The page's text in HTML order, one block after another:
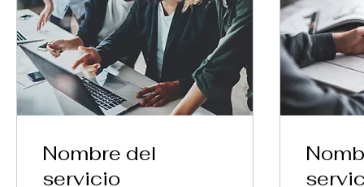
Nombre del
servicio